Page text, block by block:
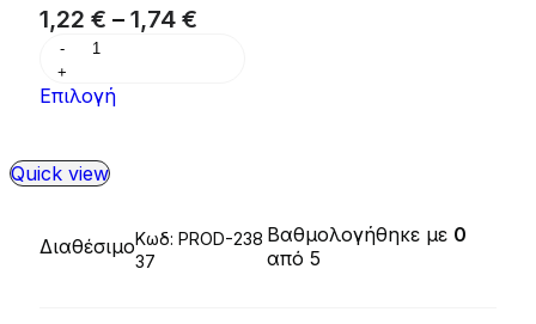
1,22 € – 1,74 €
Επιλογή
Quick view
ΔιαθέσιμοΚωδ: PROD-238
37
Βαθμολογήθηκε με 0
από 5